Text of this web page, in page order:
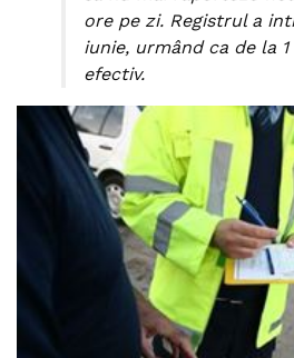
ore pe zi. Registrul a
iunie, urmând ca de la
efectiv.